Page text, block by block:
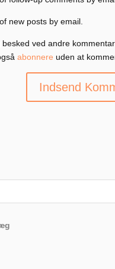
new posts by email.
besked ved andre
abonnere uden at